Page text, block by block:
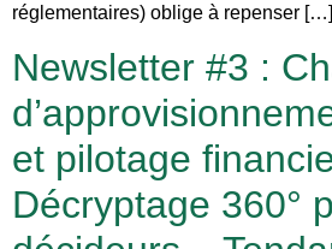
réglementaires) oblige à repenser […]
Newsletter #3 :
et pilotage
Décryptage 360°